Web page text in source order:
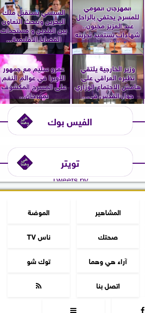
المهرجان القومي
للمسرح يحتفي بالراحل
عبد العزيز مخيون..
شهادات تستعيد تجربته
الرائدة...
السيسي يستقبل ملك
البحرين ويبحث التعاون
بين البلدين و مستجدات
القضايا الإقليمية...
وزير الخارجية يلتقي
نظيره العراقي على
هامش الاجتماع الوزاري
حول القدس في...
عمرو سليم مع جمهور
الأوبرا في عوالم النغم
على المسرح المكشوف
بمهرجان...
الفيس بوك
تويتر
Tweets by
المشاهير
الموضة
صحتك
ناس TV
آراء هي وهما
توك شو
اتصل بنا


